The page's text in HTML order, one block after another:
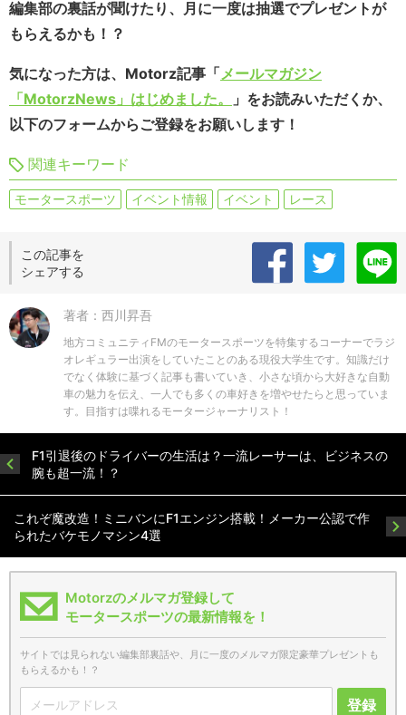
編集部の裏話が聞けたり、月に一度は抽選でプレゼントが
もらえるかも！？
気になった方は、Motorz記事「メールマガジン
「MotorzNews」はじめました。
」をお読みいただくか、
以下のフォームからご登録をお願いします！
関連キーワード
モータースポーツ イベント情報 イベント レース
この記事を
シェアする
著者：西川昇吾
地方コミュニティFMのモータースポーツを特集するコーナーでラジ
オレギュラー出演をしていたことのある現役大学生です。知識だけ
でなく体験に基づく記事も書いていき、小さな頃から大好きな自動
車の魅力を伝え、一人でも多くの車好きを増やせたらと思っていま
す。目指すは喋れるモータージャーナリスト！
F1引退後のドライバーの生活は？一流レーサーは、ビジネスの
腕も超一流！？
これぞ魔改造！ミニバンにF1エンジン搭載！メーカー公認で作
られたバケモノマシン4選
Motorzのメルマガ登録して
モータースポーツの最新情報を！
サイトでは見られない編集部裏話や、月に一度のメルマガ限定豪華プレゼントも
もらえるかも！？
登録